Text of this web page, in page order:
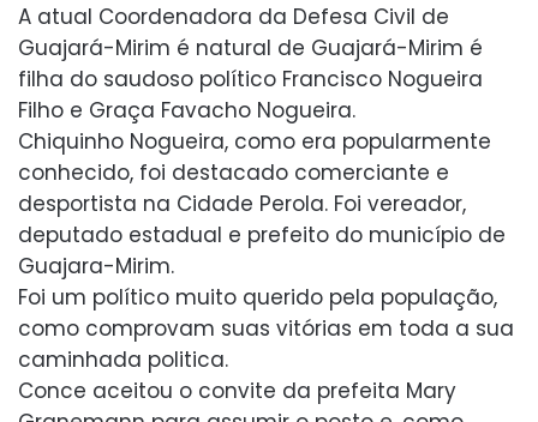
A atual Coordenadora da Defesa Civil de
Guajará-Mirim é natural de Guajará-Mirim é
filha do saudoso político Francisco Nogueira
Filho e Graça Favacho Nogueira.
Chiquinho Nogueira, como era popularmente
conhecido, foi destacado comerciante e
desportista na Cidade Perola. Foi vereador,
deputado estadual e prefeito do município de
Guajara-Mirim.
Foi um político muito querido pela população,
como comprovam suas vitórias em toda a sua
caminhada politica.
Conce aceitou o convite da prefeita Mary